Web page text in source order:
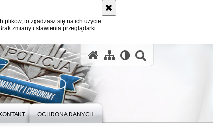
plików, to zgadzasz się na ich użycie
zmiany ustawienia przeglądarki
OCHRONA DANYCH